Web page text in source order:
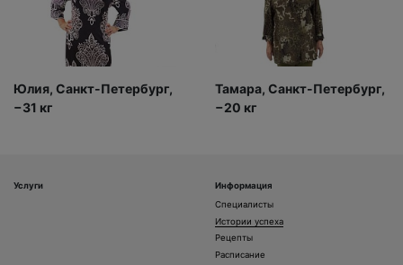
Юлия, Санкт-Петербург,
−31 кг
Тамара, Санкт-Петербург,
−20 кг
Услуги
Информация
Специалисты
Истории успеха
Рецепты
Расписание